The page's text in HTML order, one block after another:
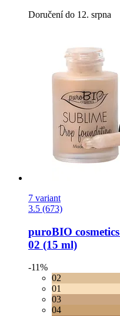
Doručení do 12. srpna
7 variant
3.5 (673)
puroBIO cosmetics
02 (15 ml)
-11%
02
01
03
04